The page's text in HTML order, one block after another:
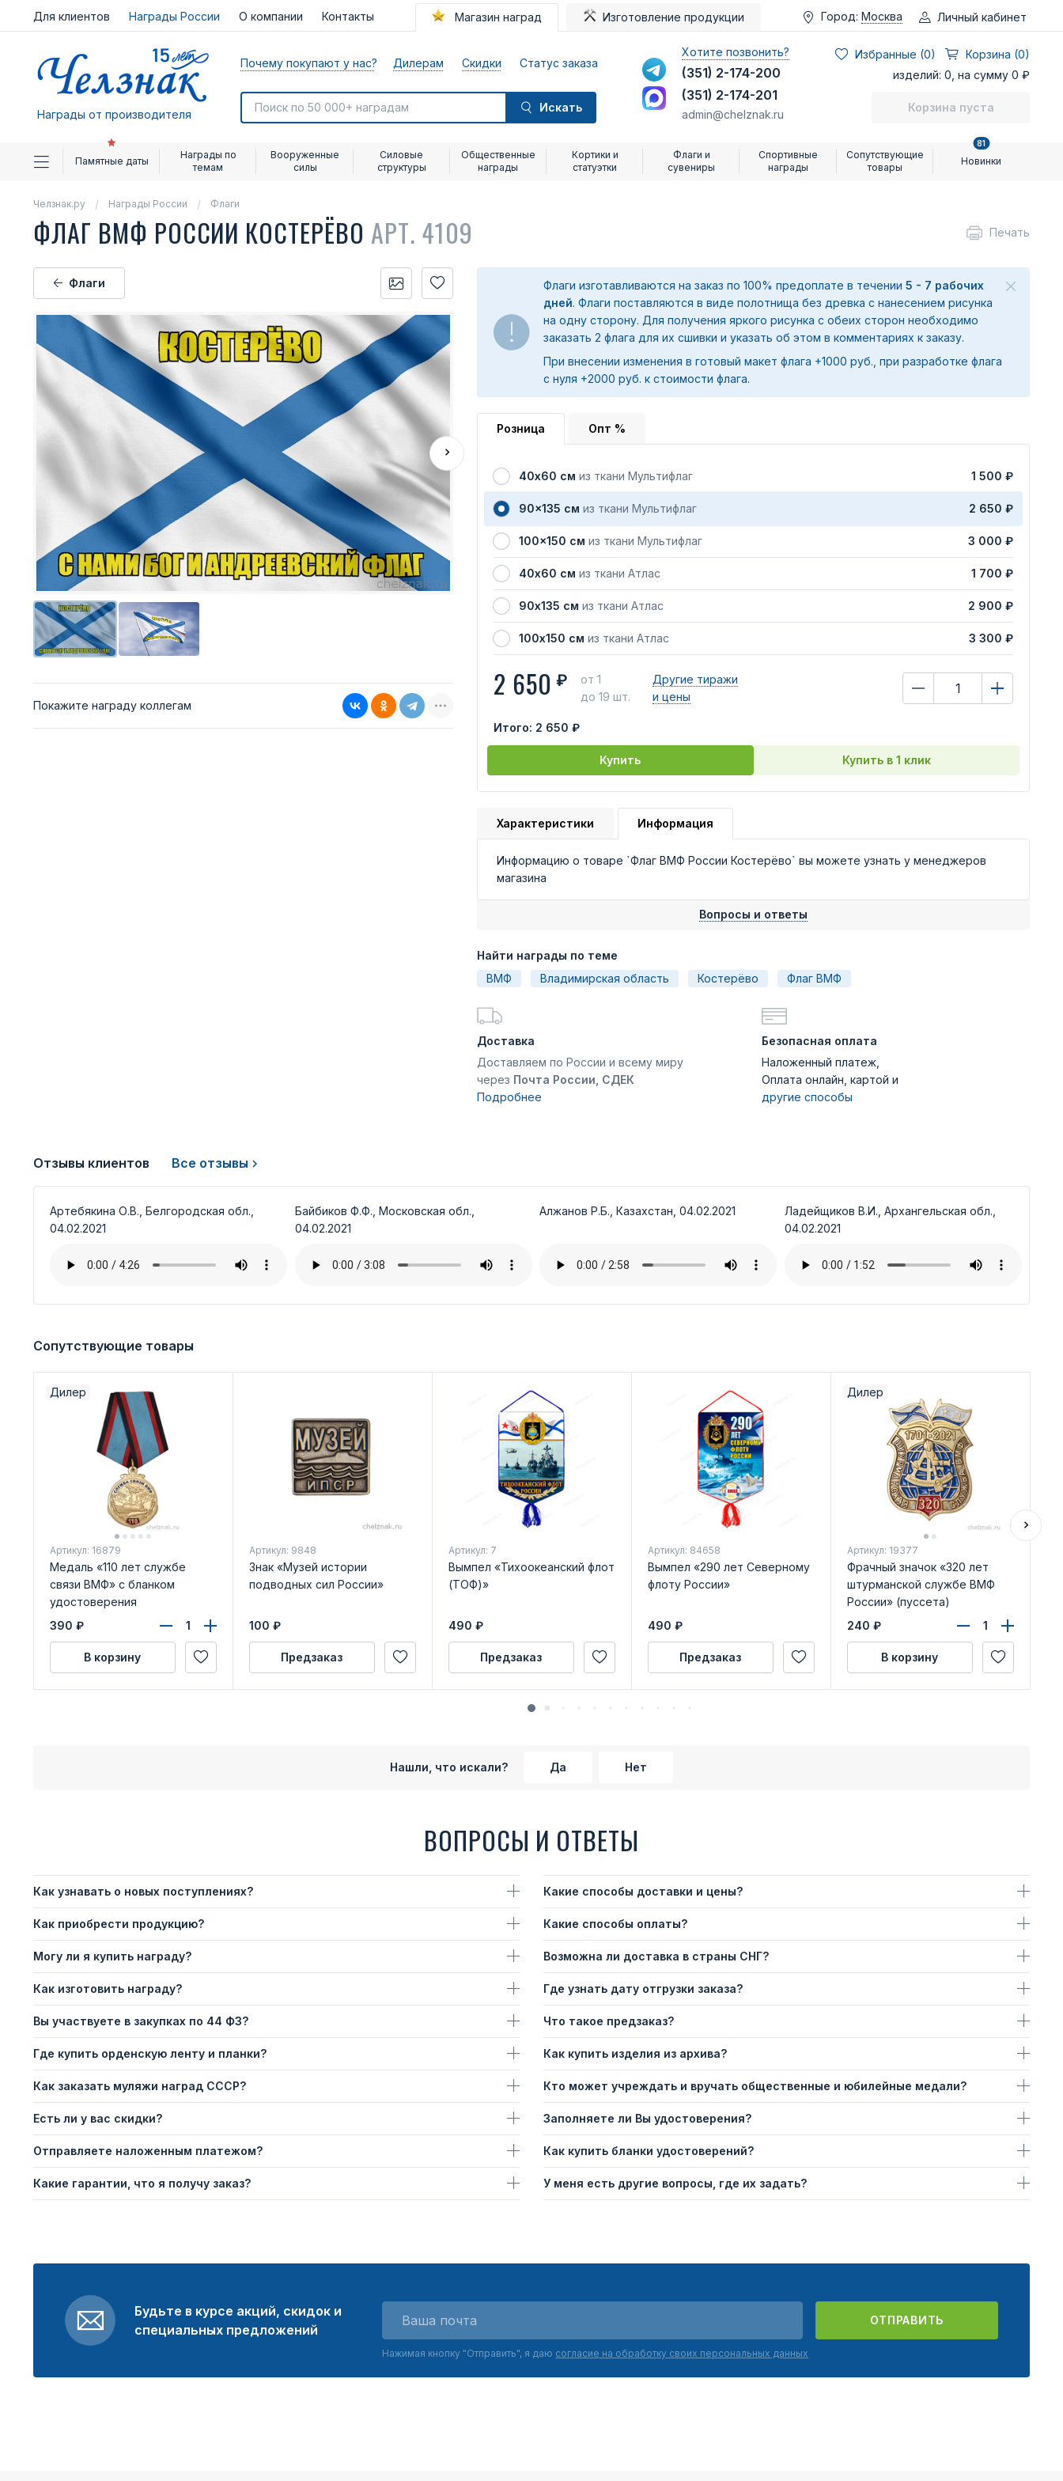
Для клиентов Награды России О компании Контакты Магазин наград Изготовление продукции Город: Москва Личный кабинет
Награды от производителя
Почему покупают у нас? Дилерам Скидки Статус заказа
Искать
Хотите позвонить?
(351) 2-174-200
(351) 2-174-201
admin@chelznak.ru
Избранные (0)
Корзина (0)
изделий: 0, на сумму 0 ₽
Корзина пуста
Памятные даты
Награды по
темам
Вооруженные
силы
Силовые
структуры
Общественные
награды
Кортики и
статуэтки
Флаги и
сувениры
Спортивные
награды
Сопутствующие
товары
Новинки
81
Челзнак.ру Награды России Флаги
ФЛАГ ВМФ РОССИИ КОСТЕРЁВО АРТ. 4109 Печать
Флаги
Покажите награду коллегам
Флаги изготавливаются на заказ по 100% предоплате в течении 5 - 7 рабочих
дней. Флаги поставляются в виде полотнища без древка с нанесением рисунка
на одну сторону. Для получения яркого рисунка с обеих сторон необходимо
заказать 2 флага для их сшивки и указать об этом в комментариях к заказу.
При внесении изменения в готовый макет флага +1000 руб., при разработке флага
с нуля +2000 руб. к стоимости флага.
Розница Опт %
40х60 см из ткани Мультифлаг 1 500 ₽
90x135 см из ткани Мультифлаг 2 650 ₽
100x150 см из ткани Мультифлаг 3 000 ₽
40х60 см из ткани Атлас 1 700 ₽
90х135 см из ткани Атлас 2 900 ₽
100х150 см из ткани Атлас 3 300 ₽
2 650 ₽
от 1
до 19 шт.
Другие тиражи
и цены
Итого: 2 650 ₽
Купить Купить в 1 клик
Характеристики Информация
Информацию о товаре `Флаг ВМФ России Костерёво` вы можете узнать у менеджеров
магазина
Вопросы и ответы
Найти награды по теме
ВМФ
Владимирская область Костерёво Флаг ВМФ
Доставка
Доставляем по России и всему миру
через Почта России, СДЕК
Подробнее
Безопасная оплата
Наложенный платеж,
Оплата онлайн, картой и
другие способы
Отзывы клиентов Все отзывы
Артебякина О.В., Белгородская обл.,
04.02.2021
Байбиков Ф.Ф., Московская обл.,
04.02.2021
Алжанов Р.Б., Казахстан, 04.02.2021
Ладейщиков В.И., Архангельская обл.,
04.02.2021
Сопутствующие товары
Дилер
Артикул: 16879
Медаль «110 лет службе
связи ВМФ» с бланком
удостоверения
390 ₽
В корзину
Артикул: 9848
Знак «Музей истории
подводных сил России»
100 ₽
Предзаказ
Артикул: 7
Вымпел «Тихоокеанский флот
(ТОФ)»
490 ₽
Предзаказ
Артикул: 84658
Вымпел «290 лет Северному
флоту России»
490 ₽
Предзаказ
Дилер
Артикул: 19377
Фрачный значок «320 лет
штурманской службе ВМФ
России» (пуссета)
240 ₽
В корзину
Нашли, что искали? Да Нет
ВОПРОСЫ И ОТВЕТЫ
Как узнавать о новых поступлениях?
Как приобрести продукцию?
Могу ли я купить награду?
Как изготовить награду?
Вы участвуете в закупках по 44 ФЗ?
Где купить орденскую ленту и планки?
Как заказать муляжи наград СССР?
Есть ли у вас скидки?
Отправляете наложенным платежом?
Какие гарантии, что я получу заказ?
Какие способы доставки и цены?
Какие способы оплаты?
Возможна ли доставка в страны СНГ?
Где узнать дату отгрузки заказа?
Что такое предзаказ?
Как купить изделия из архива?
Кто может учреждать и вручать общественные и юбилейные медали?
Заполняете ли Вы удостоверения?
Как купить бланки удостоверений?
У меня есть другие вопросы, где их задать?
Будьте в курсе акций, скидок и
специальных предложений
ОТПРАВИТЬ
Нажимая кнопку "Отправить", я даю согласие на обработку своих персональных данных